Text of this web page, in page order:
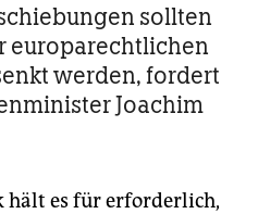
sollten
europarechtlichen
werden, fordert
Joachim
hält es für erforderlich,